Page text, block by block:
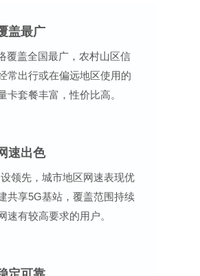
盖最广
覆盖全国最广，农村山区信
常出行或在偏远地区使用的
卡套餐丰富，性价比高。
速出色
领先，城市地区网速表现优
共享5G基站，覆盖范围持续
速有较高要求的用户。